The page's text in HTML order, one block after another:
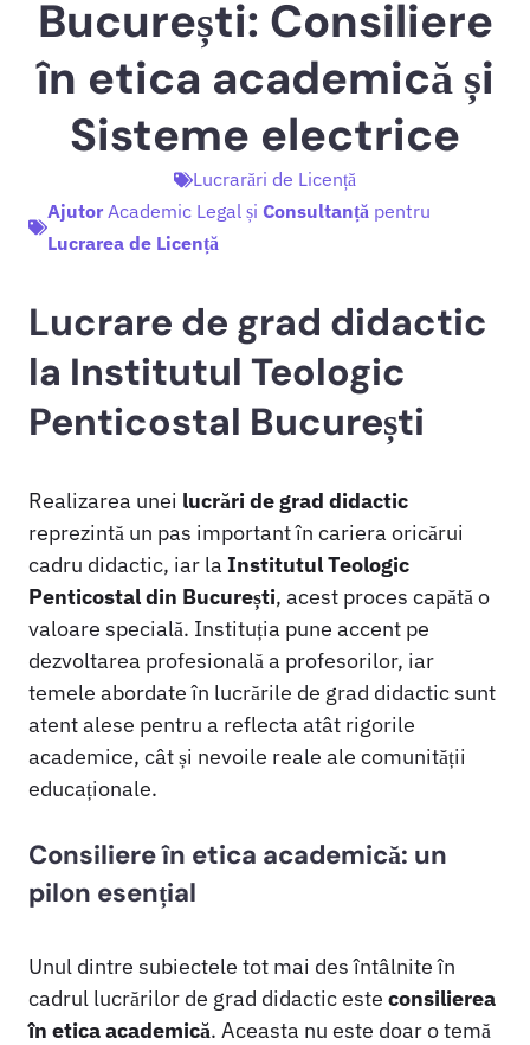
București: Consiliere
în etica academică și
Sisteme electrice
Lucrarări de Licență
Ajutor Academic Legal și Consultanță pentru
Lucrarea de Licență
Lucrare de grad didactic
la Institutul Teologic
Penticostal București
Realizarea unei lucrări de grad didactic
reprezintă un pas important în cariera oricărui
cadru didactic, iar la Institutul Teologic
Penticostal din București, acest proces capătă o
valoare specială. Instituția pune accent pe
dezvoltarea profesională a profesorilor, iar
temele abordate în lucrările de grad didactic sunt
atent alese pentru a reflecta atât rigorile
academice, cât și nevoile reale ale comunității
educaționale.
Consiliere în etica academică: un
pilon esențial
Unul dintre subiectele tot mai des întâlnite în
cadrul lucrărilor de grad didactic este consilierea
în etica academică. Aceasta nu este doar o temă